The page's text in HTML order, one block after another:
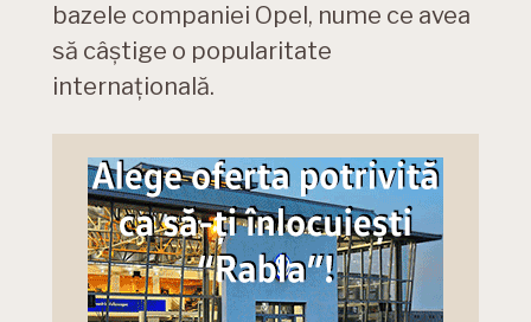
bazele companiei Opel, nume ce avea
să câștige o popularitate
internațională.